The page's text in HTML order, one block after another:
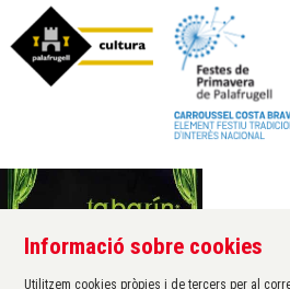
Àrea de cultura de l'Ajuntament de
Carrer Santa Margarida, 1
Informació sobre cookies
Utilitzem cookies pròpies i de tercers per al